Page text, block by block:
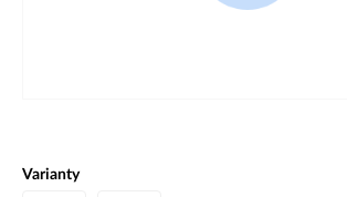
Varianty